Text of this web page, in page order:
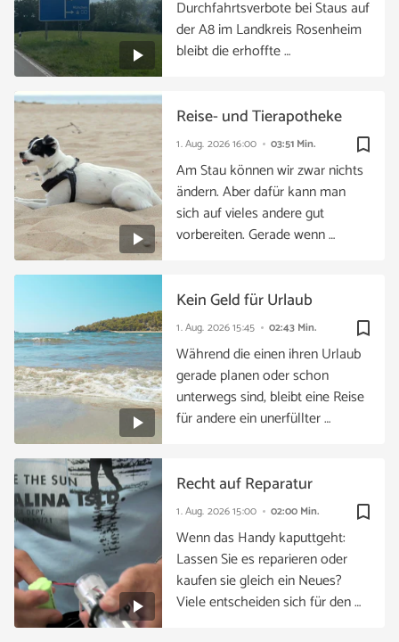
Durchfahrtsverbote bei Staus auf
der A8 im Landkreis Rosenheim
bleibt die erhoffte …
bookmark_border
1. Aug. 202616:00 03:51 Min.
Reise- und Tierapotheke
Am Stau können wir zwar nichts
ändern. Aber dafür kann man
sich auf vieles andere gut
vorbereiten. Gerade wenn …
bookmark_border
1. Aug. 202615:45 02:43 Min.
Kein Geld für Urlaub
Während die einen ihren Urlaub
gerade planen oder schon
unterwegs sind, bleibt eine Reise
für andere ein unerfüllter …
bookmark_border
1. Aug. 202615:00 02:00 Min.
Recht auf Reparatur
Wenn das Handy kaputtgeht:
Lassen Sie es reparieren oder
kaufen sie gleich ein Neues?
Viele entscheiden sich für den …